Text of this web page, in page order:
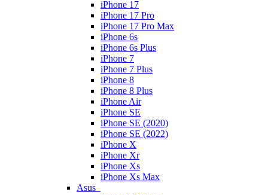
iPhone 17
iPhone 17 Pro
iPhone 17 Pro Max
iPhone 6s
iPhone 6s Plus
iPhone 7
iPhone 7 Plus
iPhone 8
iPhone 8 Plus
iPhone Air
iPhone SE
iPhone SE (2020)
iPhone SE (2022)
iPhone X
iPhone Xr
iPhone Xs
iPhone Xs Max
Asus